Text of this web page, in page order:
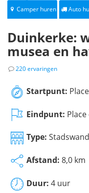
Camper huren Auto
Duinkerke:
musea en
220 ervaringen
Startpunt:
Eindpunt:
Type:
Afstand: 8,0 km
Duur: 4 uur